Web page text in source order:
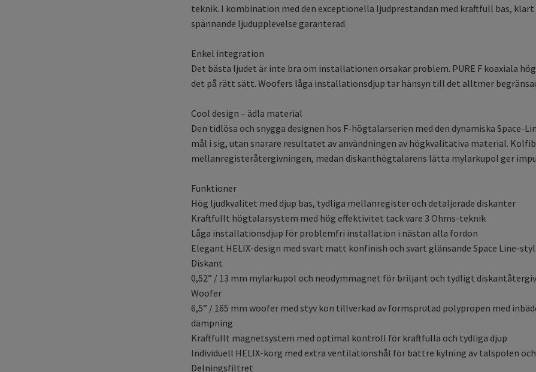
teknik. I kombination med den exceptionella ljudprestandan med kraftfull bas,
spännande ljudupplevelse garanterad.
Enkel integration
Det bästa ljudet är inte bra om installationen orsakar problem. PURE F koaxiala
det på rätt sätt. Woofers låga installationsdjup tar hänsyn till det alltmer
Cool design – ädla material
Den tidlösa och snygga designen hos F-högtalarserien med den dynamiska
mål i sig, utan snarare resultatet av användningen av högkvalitativa material.
mellanregisteråtergivningen, medan diskanthögtalarens lätta mylarkupol ger
Funktioner
Hög ljudkvalitet med djup bas, tydliga mellanregister och detaljerade diskanter
Kraftfullt högtalarsystem med hög effektivitet tack vare 3 Ohms-teknik
Låga installationsdjup för problemfri installation i nästan alla fordon
Elegant HELIX-design med svart matt konfinish och svart glänsande Space Line-
Diskant
0,52” / 13 mm mylarkupol och neodymmagnet för briljant och tydligt
Woofer
6,5” / 165 mm woofer med styv kon tillverkad av formsprutad polypropen med
dämpning
Kraftfullt magnetsystem med optimal kontroll för kraftfulla och tydliga djup
Individuell HELIX-korg med extra ventilationshål för bättre kylning av talspolen
Delningsfiltret